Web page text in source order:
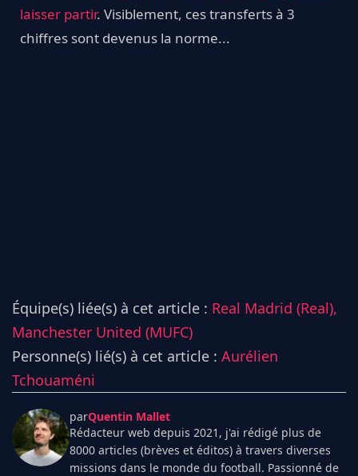
laisser partir. Visiblement, ces transferts à 3
chiffres sont devenus la norme...
Équipe(s) liée(s) à cet article : Real Madrid (Real),
Manchester United (MUFC)
Personne(s) lié(s) à cet article : Aurélien
Tchouaméni
parQuentin Mallet
Rédacteur web depuis 2021, j'ai rédigé plus de
8000 articles (brèves et éditos) à travers diverses
missions dans le monde du football. Passionné de